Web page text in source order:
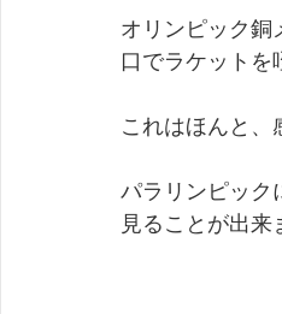
オリンピック銅
口でラケットを
これはほんと、
パラリンピック
見ることが出来